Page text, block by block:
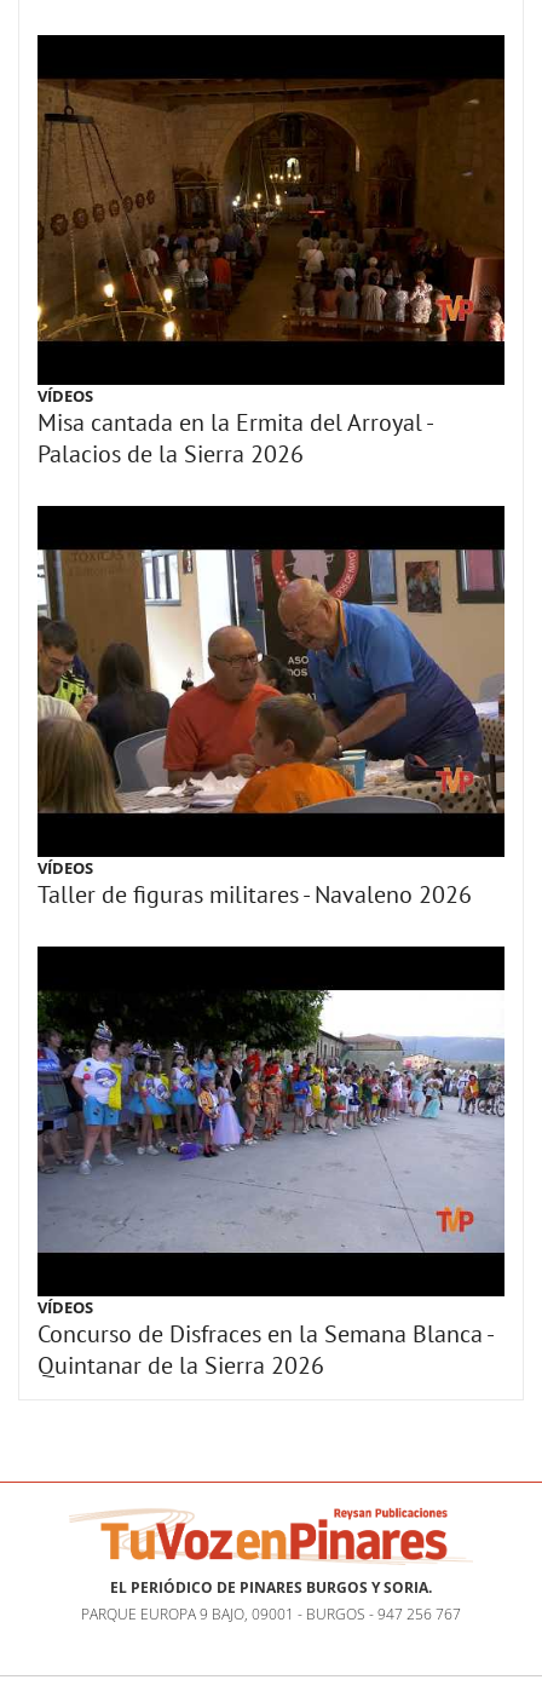
VÍDEOS
Misa cantada en la Ermita del Arroyal -
Palacios de la Sierra 2026
VÍDEOS
Taller de figuras militares - Navaleno 2026
VÍDEOS
Concurso de Disfraces en la Semana Blanca -
Quintanar de la Sierra 2026
EL PERIÓDICO DE PINARES BURGOS Y SORIA.
PARQUE EUROPA 9 BAJO, 09001 - BURGOS - 947 256 767